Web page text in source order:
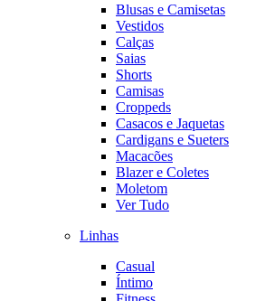
Blusas e Camisetas
Vestidos
Calças
Saias
Shorts
Camisas
Croppeds
Casacos e Jaquetas
Cardigans e Sueters
Macacões
Blazer e Coletes
Moletom
Ver Tudo
Linhas
Casual
Íntimo